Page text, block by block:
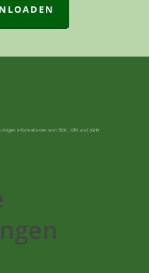
Informationen vom BDK , DTK und JGHV